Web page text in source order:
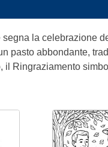
la celebrazione
pasto abbondante,
il Ringraziamento